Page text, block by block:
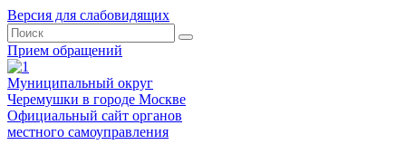
Версия для слабовидящих
Прием обращений
Муниципальный округ
Черемушки в городе Москве
Официальный сайт органов
местного самоуправления